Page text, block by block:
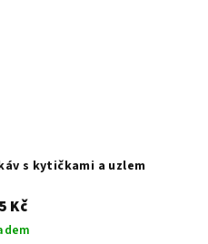
s kytičkami a uzlem
Kč